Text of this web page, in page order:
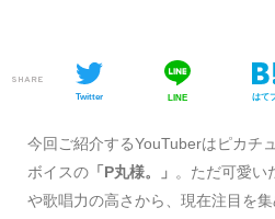
SHARE
Twitter LINE はて
今回ご紹介するYouTuberはピカチ
ボイスの 「P丸様。」 。ただ可愛い
や歌唱力の高さから、現在注目を